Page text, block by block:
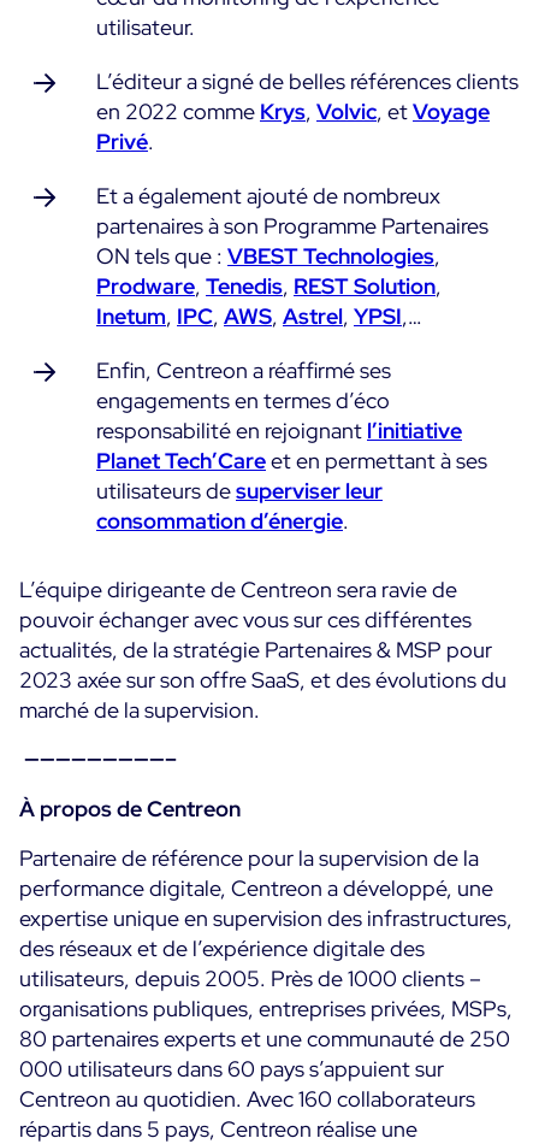
utilisateur.
L’éditeur a signé de belles références clients
en 2022 comme Krys, Volvic, etVoyage
Privé.
Et a également ajouté de nombreux
partenaires à son Programme Partenaires
ON tels que : VBEST Technologies,
Prodware, Tenedis, REST Solution,
Inetum, IPC, AWS, Astrel, YPSI,…
Enfin, Centreon a réaffirmé ses
engagements en termes d’éco
responsabilité en rejoignant l’initiative
Planet Tech’Careet en permettant à ses
utilisateurs desuperviser leur
consommation d’énergie.
L’équipe dirigeante de Centreon sera ravie de
pouvoir échanger avec vous sur ces différentes
actualités, de la stratégie Partenaires & MSP pour
2023 axée sur son offre SaaS, et des évolutions du
marché de la supervision.
—————————–
À propos de Centreon
Partenaire de référence pour la supervision de la
performance digitale, Centreon a développé, une
expertise unique en supervision des infrastructures,
des réseaux et de l’expérience digitale des
utilisateurs, depuis 2005. Près de 1000 clients –
organisations publiques, entreprises privées, MSPs,
80 partenaires experts et une communauté de 250
000 utilisateurs dans 60 pays s’appuient sur
Centreon au quotidien. Avec 160 collaborateurs
répartis dans 5 pays, Centreon réalise une